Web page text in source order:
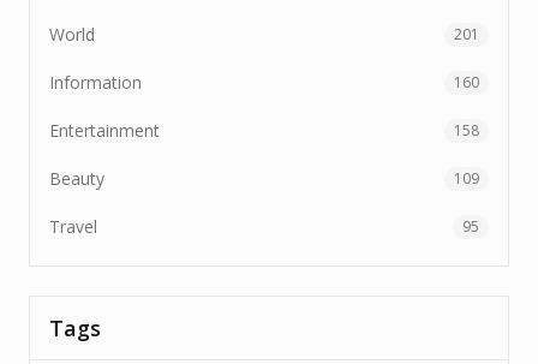
World 201
Information 160
Entertainment 158
Beauty 109
Travel 95
Tags